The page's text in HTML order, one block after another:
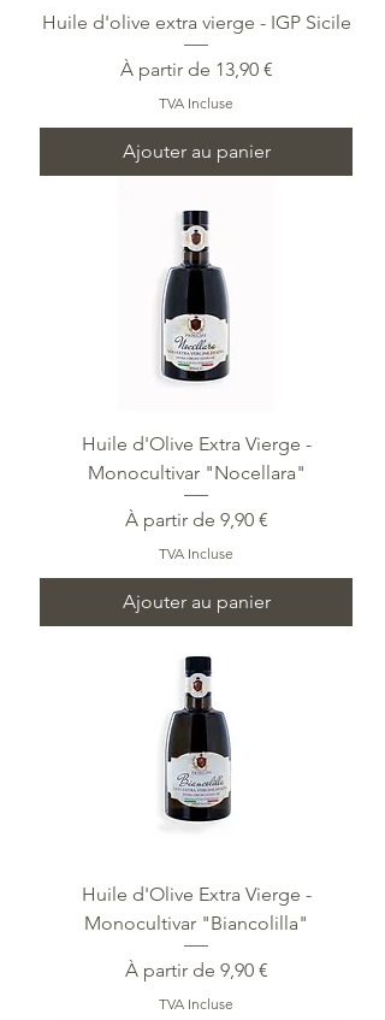
Huile d'olive extra vierge - IGP Sicile
À partir de 13,90 €
Prix promotionnel
TVA Incluse
Ajouter au panier
Huile d'Olive Extra Vierge -
Monocultivar "Nocellara"
À partir de 9,90 €
Prix promotionnel
TVA Incluse
Ajouter au panier
Huile d'Olive Extra Vierge -
Monocultivar "Biancolilla"
À partir de 9,90 €
Prix promotionnel
TVA Incluse